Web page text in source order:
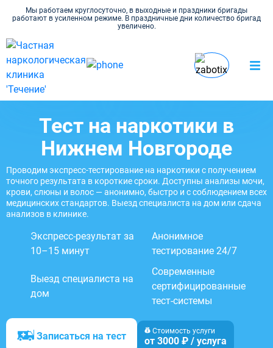
Мы работаем круглосуточно, в выходные и праздники бригады
работают в усиленном режиме. В праздничные дни количество бригад
увеличено.
Нижнем Новгороде
Тест на наркотики в
Нижнем Новгороде
Проводим экспресс-тестирование на наркотики с получением
точного результата в короткие сроки. Доступны анализы мочи,
крови, слюны и волос — анонимно, быстро и с соблюдением всех
медицинских стандартов. Выезд специалиста на дом или сдача
анализов в клинике.
Экспресс-результат за
10–15 минут
Анонимное
тестирование 24/7
Выезд специалиста на
дом
Современные
сертифицированные
тест-системы
Записаться на тест Стоимость услуги
от 3000 ₽ / услуга